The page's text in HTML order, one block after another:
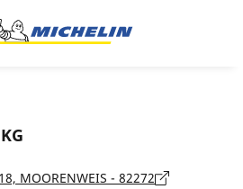
MOORENWEIS - 82272